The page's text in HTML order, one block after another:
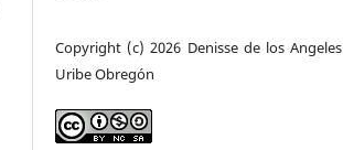
Copyright (c) 2026 Denisse de los Angeles
Uribe Obregón